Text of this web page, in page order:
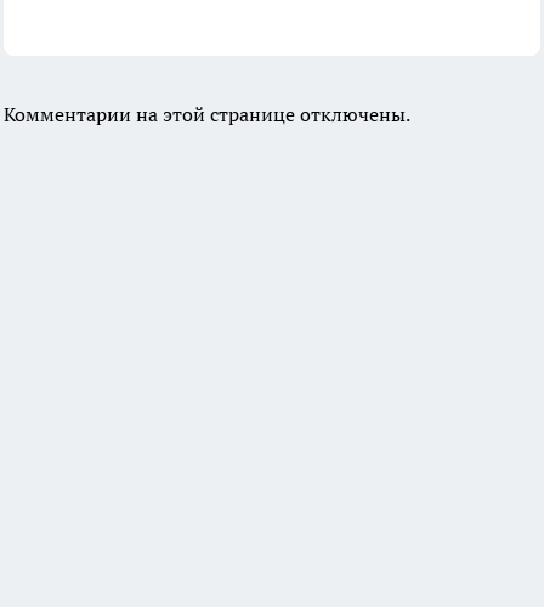
Комментарии на этой странице отключены.